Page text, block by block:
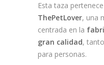
Esta taza
ThePetLover, una
centrada en la
gran calidad,
para personas.